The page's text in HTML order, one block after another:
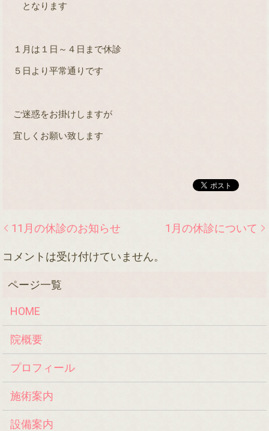
となります
１月は１日～４日まで休診
５日より平常通りです
ご迷惑をお掛けしますが
宜しくお願い致します
11月の休診のお知らせ 1月の休診について
コメントは受け付けていません。
HOME
院概要
プロフィール
施術案内
設備案内